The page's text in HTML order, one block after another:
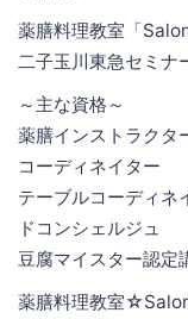
薬膳料理教室「
二子玉川東急セミナ
～主な資格～
薬膳インストラクタ
コーディネイター
テーブルコーディネ
ドコンシェルジュ
豆腐マイスター認定
薬膳料理教室